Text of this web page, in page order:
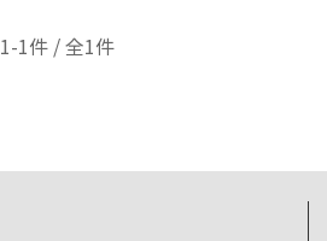
1-1件 / 全1件